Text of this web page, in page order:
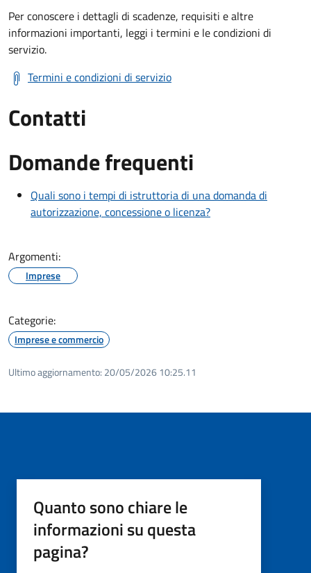
Per conoscere i dettagli di scadenze, requisiti e altre
informazioni importanti, leggi i termini e le condizioni di
servizio.
Termini e condizioni di servizio
Contatti
Domande frequenti
Quali sono i tempi di istruttoria di una domanda di
autorizzazione, concessione o licenza?
Argomenti:
Imprese
Categorie:
Imprese e commercio
Ultimo aggiornamento: 20/05/2026 10:25.11
Quanto sono chiare le
informazioni su questa
pagina?